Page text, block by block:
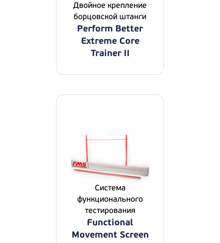
Двойное крепление
борцовской штанги
Perform Better
Extreme Core
Trainer II
Система
функционального
тестирования
Functional
Movement Screen